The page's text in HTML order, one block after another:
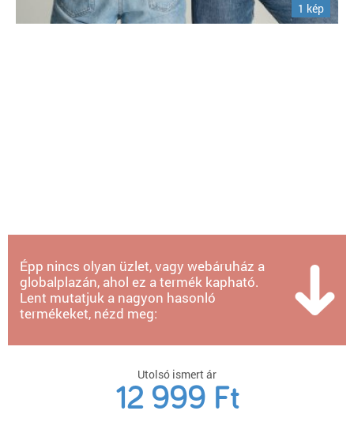
1 kép
Épp nincs olyan üzlet, vagy webáruház a
globalplazán, ahol ez a termék kapható.
Lent mutatjuk a nagyon hasonló
termékeket, nézd meg:
Utolsó ismert ár
12 999 Ft